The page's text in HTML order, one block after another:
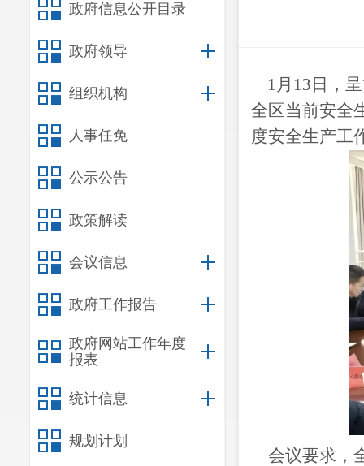
政府信息公开目录
政府领导
组织机构
人事任免
公示公告
政策解读
会议信息
政府工作报告
政府网站工作年度
报表
统计信息
规划计划
1月13日，呈
全区当前安全
度安全生产工
会议要求，